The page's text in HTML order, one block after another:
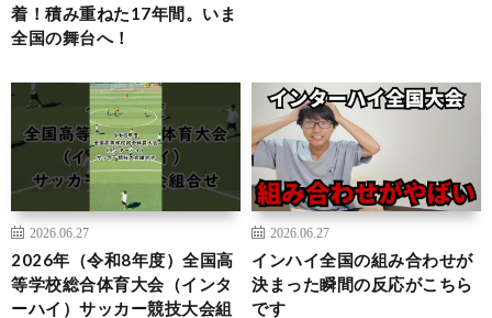
着！積み重ねた17年間。いま
全国の舞台へ！
2026.06.27
2026年（令和8年度）全国高
等学校総合体育大会（インタ
ーハイ）サッカー競技大会組
2026.06.27
インハイ全国の組み合わせが
決まった瞬間の反応がこちら
です